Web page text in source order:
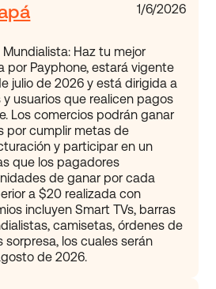
1/6/2026
Haz tu mejor
por Payphone, estará vigente
julio de 2026 y está dirigida a
usuarios que realicen pagos
Los comercios podrán ganar
por cumplir metas de
y participar en un
que los pagadores
de ganar por cada
a $20 realizada con
incluyen Smart TVs, barras
camisetas, órdenes de
sorpresa, los cuales serán
de 2026.